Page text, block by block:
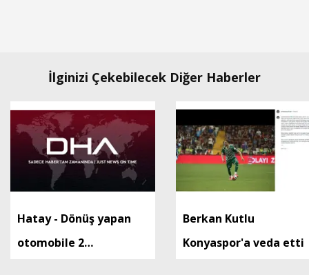
İlginizi Çekebilecek Diğer Haberler
Hatay - Dönüş yapan
otomobile 2
Berkan Kutlu
Konyaspor'a veda etti